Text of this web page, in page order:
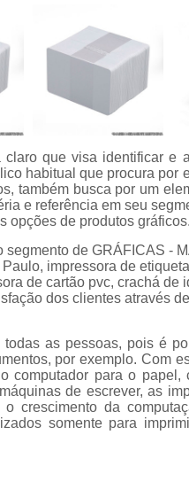
Cordão de
que visa identificar e
habitual que procura por
também busca por um
e referência em seu
opções de produtos
de GRÁFICAS -
impressora de
de cartão pvc, crachá de
dos clientes através
as pessoas, pois é
por exemplo. Com
computador para o papel,
de escrever, as
crescimento da
somente para